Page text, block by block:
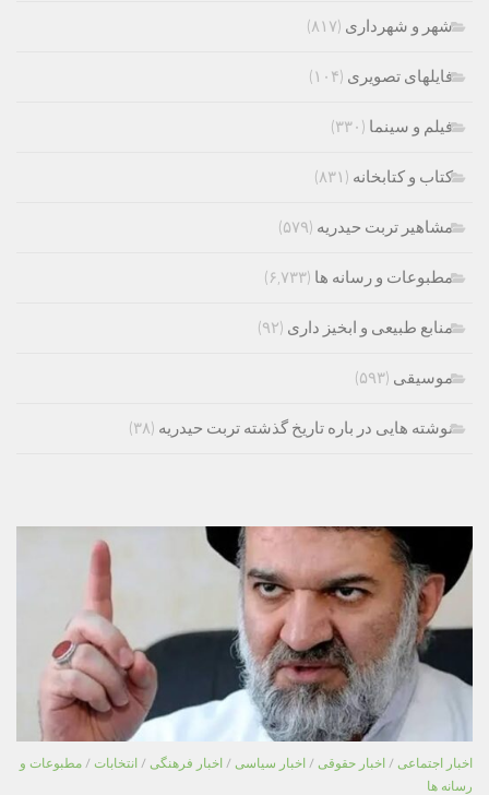
شهر و شهرداری (۸۱۷)
فایلهای تصویری (۱۰۴)
فیلم و سینما (۳۳۰)
کتاب و کتابخانه (۸۳۱)
مشاهیر تربت حیدریه (۵۷۹)
مطبوعات و رسانه ها (۶,۷۳۳)
منابع طبیعی و ابخیز داری (۹۲)
موسیقی (۵۹۳)
نوشته هایی در باره تاریخ گذشته تربت حیدریه (۳۸)
اخبار اجتماعی / اخبار حقوقی / اخبار سیاسی / اخبار فرهنگی / انتخابات / مطبوعات و
رسانه ها